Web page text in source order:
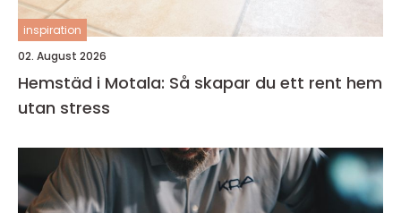
inspiration
02. August 2026
Hemstäd i Motala: Så skapar du ett rent hem
utan stress